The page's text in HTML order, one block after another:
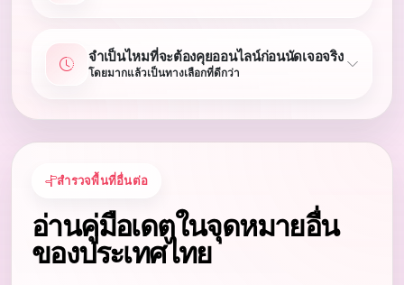
จำเป็นไหมที่จะต้องคุยออนไลน์ก่อนนัดเจอจริง
โดยมากแล้วเป็นทางเลือกที่ดีกว่า
สำรวจพื้นที่อื่นต่อ
อ่านคู่มือเดตในจุดหมายอื่น
ของประเทศไทย